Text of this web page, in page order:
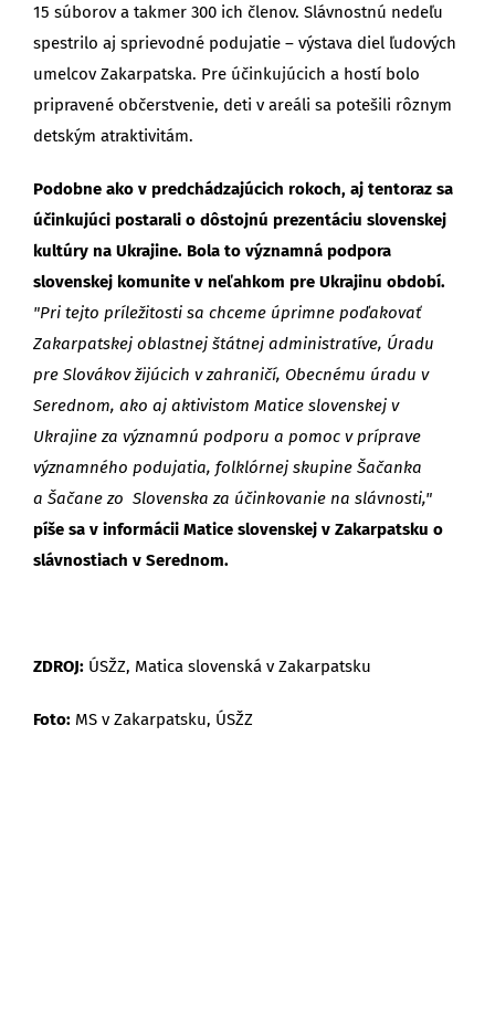
15 súborov a takmer 300 ich členov. Slávnostnú nedeľu
spestrilo aj sprievodné podujatie – výstava diel ľudových
umelcov Zakarpatska. Pre účinkujúcich a hostí bolo
pripravené občerstvenie, deti v areáli sa potešili rôznym
detským atraktivitám.
Podobne ako v predchádzajúcich rokoch, aj tentoraz sa
účinkujúci postarali o dôstojnú prezentáciu slovenskej
kultúry na Ukrajine. Bola to významná podpora
slovenskej komunite v neľahkom pre Ukrajinu období.
"Pri tejto príležitosti sa chceme úprimne poďakovať
Zakarpatskej oblastnej štátnej administratíve, Úradu
pre Slovákov žijúcich v zahraničí, Obecnému úradu v
Serednom, ako aj aktivistom Matice slovenskej v
Ukrajine za významnú podporu a pomoc v príprave
významného podujatia, folklórnej skupine Šačanka
a Šačane zo Slovenska za účinkovanie na slávnosti,"
píše sa v informácii Matice slovenskej v Zakarpatsku o
slávnostiach v Serednom.
ZDROJ: ÚSŽZ, Matica slovenská v Zakarpatsku
Foto: MS v Zakarpatsku, ÚSŽZ